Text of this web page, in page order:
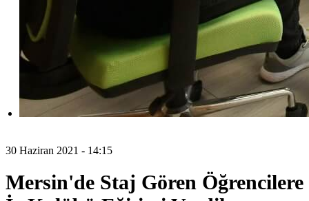
30 Haziran 2021 - 14:15
Mersin'de Staj Gören Öğrencilere